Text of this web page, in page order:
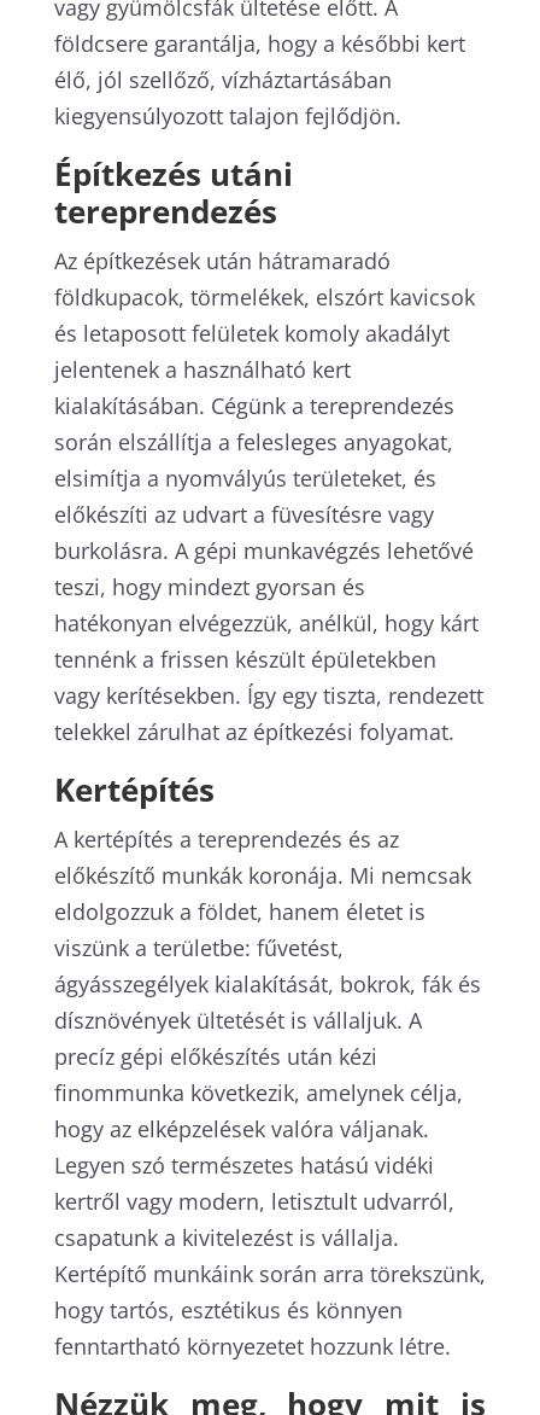
vagy gyümölcsfák ültetése előtt. A
földcsere garantálja, hogy a későbbi kert
élő, jól szellőző, vízháztartásában
kiegyensúlyozott talajon fejlődjön.
Építkezés utáni
tereprendezés
Az építkezések után hátramaradó
földkupacok, törmelékek, elszórt kavicsok
és letaposott felületek komoly akadályt
jelentenek a használható kert
kialakításában. Cégünk a tereprendezés
során elszállítja a felesleges anyagokat,
elsimítja a nyomvályús területeket, és
előkészíti az udvart a füvesítésre vagy
burkolásra. A gépi munkavégzés lehetővé
teszi, hogy mindezt gyorsan és
hatékonyan elvégezzük, anélkül, hogy kárt
tennénk a frissen készült épületekben
vagy kerítésekben. Így egy tiszta, rendezett
telekkel zárulhat az építkezési folyamat.
Kertépítés
A kertépítés a tereprendezés és az
előkészítő munkák koronája. Mi nemcsak
eldolgozzuk a földet, hanem életet is
viszünk a területbe: fűvetést,
ágyásszegélyek kialakítását, bokrok, fák és
dísznövények ültetését is vállaljuk. A
precíz gépi előkészítés után kézi
finommunka következik, amelynek célja,
hogy az elképzelések valóra váljanak.
Legyen szó természetes hatású vidéki
kertről vagy modern, letisztult udvarról,
csapatunk a kivitelezést is vállalja.
Kertépítő munkáink során arra törekszünk,
hogy tartós, esztétikus és könnyen
fenntartható környezetet hozzunk létre.
Nézzük meg, hogy mit is